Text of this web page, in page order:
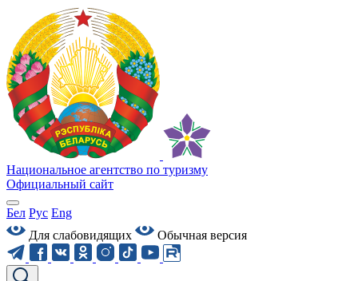
Национальное агентство по туризму
Официальный сайт
Бел Рус Eng
Для слабовидящих
Обычная версия